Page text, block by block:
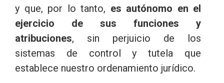
y que, por lo tanto, es autónomo en el
ejercicio de sus funciones y
atribuciones, sin perjuicio de los
sistemas de control y tutela que
establece nuestro ordenamiento jurídico.